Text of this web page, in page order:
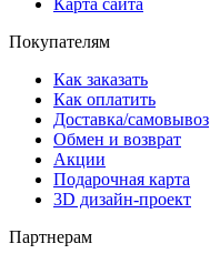
Карта сайта
Покупателям
Как заказать
Как оплатить
Доставка/самовывоз
Обмен и возврат
Акции
Подарочная карта
3D дизайн-проект
Партнерам